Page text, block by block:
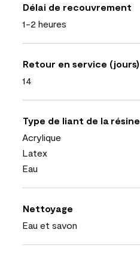
Délai de recouvrement
1-2 heures
Retour en service (jours)
14
Type de liant de la résine
Acrylique
Latex
Eau
Nettoyage
Eau et savon